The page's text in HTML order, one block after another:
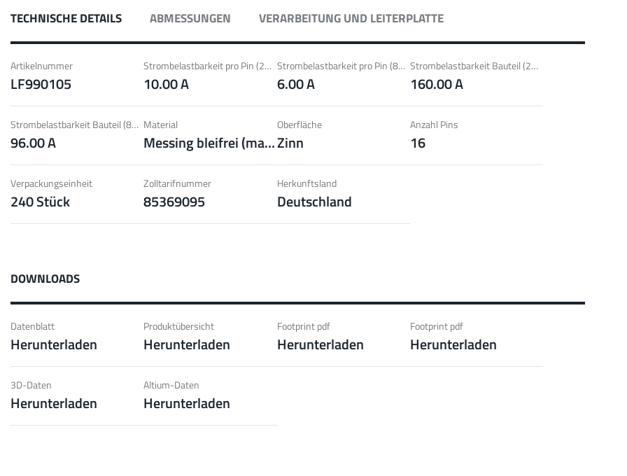
TECHNISCHE DETAILS ABMESSUNGEN VERARBEITUNG UND LEITERPLATTE
Artikelnummer
LF990105
Strombelastbarkeit pro Pin (20°C) ~
10.00 A
Strombelastbarkeit pro Pin (85°C) ~
6.00 A
Strombelastbarkeit Bauteil (20°C) ~
160.00 A
Strombelastbarkeit Bauteil (85°C) ~
96.00 A
Material
Messing bleifrei (max. 0,1% Pb)
Oberfläche
Zinn
Anzahl Pins
16
Verpackungseinheit
240 Stück
Zolltarifnummer
85369095
Herkunftsland
Deutschland
DOWNLOADS
Datenblatt
Herunterladen
Produktübersicht
Herunterladen
Footprint pdf
Herunterladen
Footprint pdf
Herunterladen
3D-Daten
Herunterladen
Altium-Daten
Herunterladen
Radsok Steckverbindern; Hohe
Ideal für Verbindungen mit Lamella Steckverbindern; Hohe
Mehr zur Produktgruppe
60 A
geringe Gewichtsanforderungen.
LF PowerPlus
MPFT, THT
Bis 360 A
Gewichtsanforderungen und automatisierte Verarbeitungen.
Mehr zur Produktgruppe
Stecken
Bis 160 A
mit geringen Steckkräften, hohe
geringe Gewichtsanforderungen.
Ideal für den Schutz von Powerelementen (Dreh- und
Berührungsschutz)
Mehr zur Produktgruppe